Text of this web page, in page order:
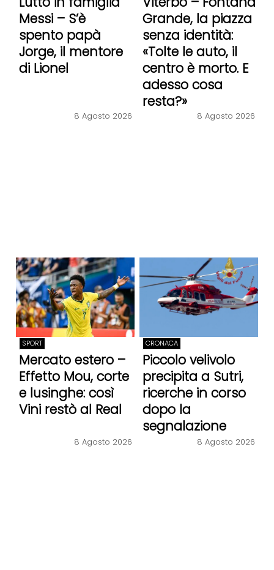
Messi – S’è
spento papà
Jorge, il mentore
di Lionel
8 Agosto 2026
Grande, la piazza
senza identità:
«Tolte le auto, il
centro è morto. E
adesso cosa
resta?»
8 Agosto 2026
SPORT
Mercato estero –
Effetto Mou, corte
e lusinghe: così
Vini restò al Real
8 Agosto 2026
CRONACA
Piccolo velivolo
precipita a Sutri,
ricerche in corso
dopo la
segnalazione
8 Agosto 2026